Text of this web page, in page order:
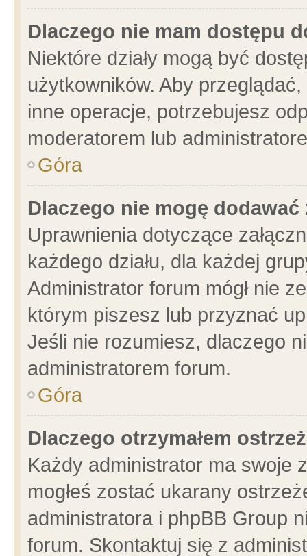
Dlaczego nie mam dostępu
Niektóre działy mogą być
użytkowników. Aby
inne operacje, potrzebujesz
moderatorem lub
Góra
Dlaczego nie mogę dodawać
Uprawnienia dotyczące
każdego działu, dla każdej
Administrator forum mógł nie
którym piszesz lub przyznać
Jeśli nie rozumiesz, dlaczego
administratorem forum.
Góra
Dlaczego otrzymałem
Każdy administrator ma swoje
mogłeś zostać ukarany
administratora i phpBB Group
forum. Skontaktuj się z